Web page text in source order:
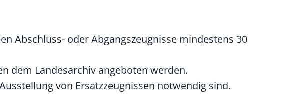
Abschluss- oder Abgangszeugnisse mindestens 30
dem Landesarchiv angeboten werden.
von Ersatzzeugnissen notwendig sind.